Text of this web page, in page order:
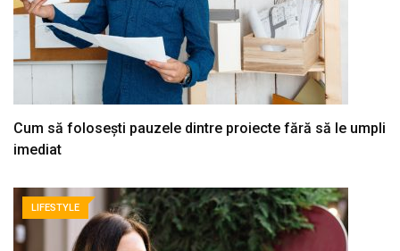
Cum să folosești pauzele dintre proiecte fără să le umpli
imediat
LIFESTYLE